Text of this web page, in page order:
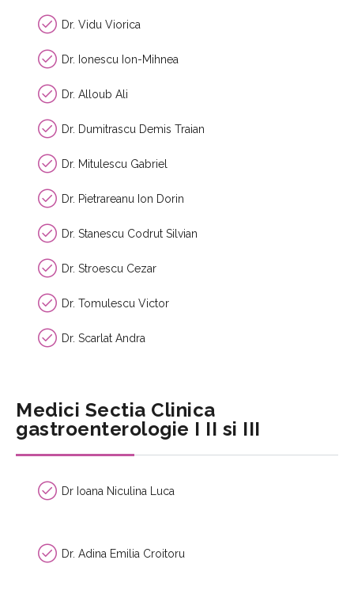
Dr. Vidu Viorica
Dr. Ionescu Ion-Mihnea
Dr. Alloub Ali
Dr. Dumitrascu Demis Traian
Dr. Mitulescu Gabriel
Dr. Pietrareanu Ion Dorin
Dr. Stanescu Codrut Silvian
Dr. Stroescu Cezar
Dr. Tomulescu Victor
Dr. Scarlat Andra
Medici Sectia Clinica
gastroenterologie I II si III
Dr Ioana Niculina Luca
Dr. Adina Emilia Croitoru